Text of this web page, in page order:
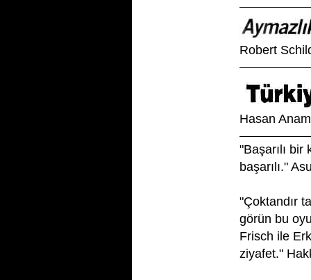
Robert
Hasan
"Başarılı
başarılı."
"Çoktandır
görün bu
Frisch ile
ziyafet."